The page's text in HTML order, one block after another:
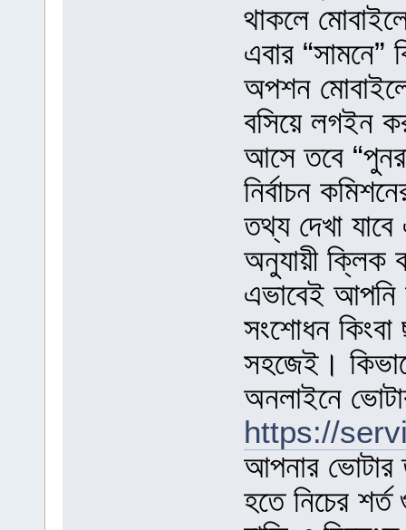
থাকলে
এবার
অপশন
বসিয়ে লগইন
আসে তবে
নির্বাচন
তথ্য দেখা
অনুযায়ী
এভাবেই আপনি
সংশোধন
সহজেই।
অনলাইনে
https://
আপনার ভোটার তথ্য পুরণ করুন। অনলাইনে ভোটার হতে নিচের শর্ত গুলো ভাল করে পড়ে নিন এবং “আমি রাজি ও নিবন্ধন ফরম পূরণ করতে চাই” ক্লিক করুন। নতুন ভোটার নিবন্ধন !! ১) নতুন ভোটার হিসাবে নিবন্ধন প্রক্রিয়ায় আপনাকে স্বাগত জানাই। ক) ভূমিকাঃ * অনলাইন প্রক্রিয়ার মাধ্যমে আপনি সঠিকভাবে ভোটার রেজিষ্ট্রেশন ফর্ম পূরণ করতে পারবেন) * আপনি ইতোমধ্যে ভোটার হয়ে থাকলে পুনরায় আবেদন করার প্রয়োজন নেই। নিবন্ধিত ব্যাক্তি পুনরায় আবেদন করলে সেটি দন্ডনীয় অপরাধ * নতুন ১৮ বয়সের অধিক, প্রবাসী বা বাদপড়া ভোটারগণ এই প্রক্রিয়ার মাধ্যমে নিবন্ধন করতে পারবেন। * বিস্তারিত জানার জন্য এখানে ক্লিক করুন। খ। ধাপসমূহঃ * ধাপে ধাপে সকল তথ্য সঠিকভাবে পূরণ করুন। * নিজের পূর্ণনাম ছাড়া সকল তথ্য বাংলায় ইউনিকোডে পুরণ করুন। * সকল ধাপ সম্পন্ন হবার পরে প্রিভিউ এর মাধ্যমে সকল তথ্য পুনর্বার যাচাই করে নিন। * পিডিএফ ফাইল তৈরি করে সেটি প্রিন্ট করে প্রয়োজনীয় কাগজপত্র সহ নিকটস্থ নির্বাচন অফিসে জমা দিন। *আপনার প্রদত্ত তথ্যাদি যাচাই এবং ঠিকানা যাচাইয়ের পরে তথ্যাদি সঠিক নিশ্চিত হলে আপনার কার্ড তৈরি হবে। *কার্ডের রশিদ জমা দিয়ে কার্ড সংগ্রহ করুন। * ফরমের সাথে প্রয়োজনীয় ডকুমেন্টের কপি জমা দিন জাতীয় পরিচয়পত্র সংশোধন সংক্রান্ত ১।প্রশ্নঃ কার্ডের তথ্য কিভাবে সংশোধন করা যায়? উত্তরঃ এনআইডি রেজিস্ট্রেশন উইং/উপজেলা/থানা/জেলা নির্বাচন অফিসে ভুল তথ্য সংশোধনের জন্য আবেদন করতে হবে। সংশোধনের পক্ষে পর্যাপ্ত উপযুক্ত দলিলাদি আবেদনের সাথে সংযুক্ত করতে হবে। ২।প্রশ্নঃ কার্ডে কোন সংশোধন করাহলে তার কি কোন রেকর্ড রাখা হবে? উত্তরঃ সকল সংশোধনের রেকর্ড সেন্ট্রাল ডাটাবেজে সংরক্ষিত থাকে। ৩।প্রশ্নঃ ভুল ক্রমে পিতা/স্বামী/মাতাকে মৃত হিসেবে উল্লেখ করা হলে সংশোধনের জন্য কি কি সনদ দাখিল করতে হবে? উত্তরঃ জীবিত পিতা/স্বামী/মাতাকে ভুলক্রমে মৃত হিসেবে উল্লেখ করার কারণে পরিচয়পত্র সংশোধন করতে হলে সংশ্লিষ্ট ব্যক্তির পরিচয়পত্র দাখিল করতে হবে। ৪।প্রশ্নঃ আমি অবিবাহিত। আমার কার্ডে পিতা না লিখে স্বামী লেখা হয়েছে। কিভাবে তা সংশোধন করা যাবে? উত্তরঃ সংশ্লিষ্ট উপজেলা/থানা/জেলা নির্বাচন অফিসে আপনি বিবাহিত নন মর্মে প্রমাণাদিসহ আবেদন করতে হবে। ৫।প্রশ্নঃ বিয়ের পর স্বামীর নাম সংযোজনের প্রক্রিয়া কি? উত্তরঃ নিকাহনামা ও স্বামীর আইডি কার্ড এর ফটোকপি সংযুক্ত করে NID Registration Wing/ সংশ্লিষ্ট উপজেলা/ থানা/ জেলা নির্বাচন অফিস বরাবর আবেদন করতে হবে। ৬।প্রশ্নঃ বিবাহ বিচ্ছেদ হয়ে গেছে। এখন ID Card থেকে স্বামীর নাম কিভাবে বাদ দিতে হবে? উত্তরঃ বিবাহ বিচ্ছেদ সংক্রান্ত দলিল (তালাকনামা) সংযুক্ত করে NID Registration Wing/সংশ্লিষ্ট উপজেলা/ থানা/ জেলা নির্বাচন অফিসে আবেদন করতে হবে। ৭।|প্রশ্নঃ বিবাহ বিচ্ছেদের পর নতুন বিবাহ করেছি এখন আগের স্বামীর নামের স্থলে বর্তমান স্বামীর নাম কি ভাবে সংযুক্ত করতে পারি? উত্তরঃ প্রথম বিবাহ বিচ্ছেদের তালাকনামা ও পরবর্তী বিয়ে কাবিননামাসহ সংশোধন ফর্ম পূরণ করে আবেদন করতে হবে। ৮।প্রশ্নঃ আমি আমার পেশা পরিবর্তন করতে চাই কিন্তু কিভাবে করতে পারি? উত্তরঃ এনআইডি রেজিস্ট্রেশন উইং/উপজেলা/জেলা নির্বাচন অফিসে প্রামাণিক কাগজপত্র দাখিল করতে হবে। উলেখ্য, আইডি কার্ডে এ তথ্য মুদ্রণ করা হয় না। ৯।প্রশ্নঃ আমার ID Card এরছবি অস্পষ্ট, ছবি পরিবর্তন করতে হলে কি করা দরকার? উত্তরঃ এক্ষেত্রে নিজে সরাসরি উপস্থিত হয়ে জাতীয় পরিচয় নিবন্ধন অনুবিভাগে আবেদন করতে হবে। ১০।প্রশ্নঃ নিজ/পিতা/স্বামী/মাতার নামের বানান সংশোধন করতে